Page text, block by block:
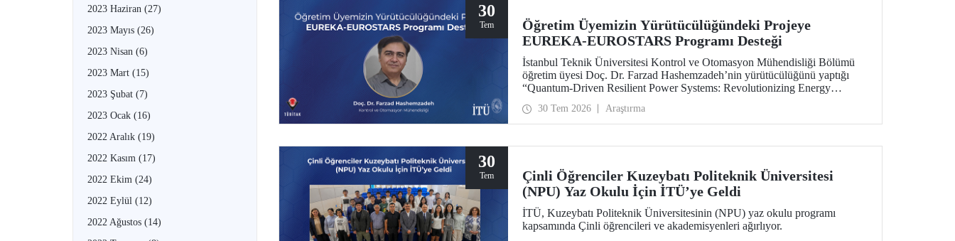
2023 Haziran (27)
2023 Mayıs (26)
2023 Nisan (6)
2023 Mart (15)
2023 Şubat (7)
2023 Ocak (16)
2022 Aralık (19)
2022 Kasım (17)
2022 Ekim (24)
2022 Eylül (12)
2022 Ağustos (14)
30
Tem
Öğretim Üyemizin Yürütücülüğündeki Projeye
EUREKA-EUROSTARS Programı Desteği
İstanbul Teknik Üniversitesi Kontrol ve Otomasyon Mühendisliği Bölümü
öğretim üyesi Doç. Dr. Farzad Hashemzadeh’nin yürütücülüğünü yaptığı
“Quantum-Driven Resilient Power Systems: Revolutionizing Energy
kapsamında desteklenmeye hak kazandı.
30 Tem 2026 Araştırma
30
Tem
Çinli Öğrenciler Kuzeybatı Politeknik Üniversitesi
(NPU) Yaz Okulu İçin İTÜ’ye Geldi
İTÜ, Kuzeybatı Politeknik Üniversitesinin (NPU) yaz okulu programı
kapsamında Çinli öğrencileri ve akademisyenleri ağırlıyor.